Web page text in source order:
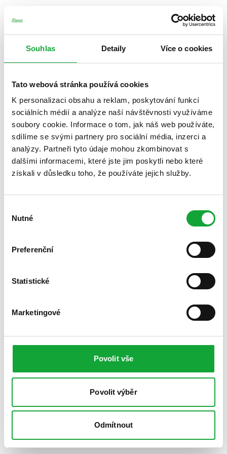
Souhlas Detaily Více o cookies
Tato webová stránka používá cookies
K personalizaci obsahu a reklam, poskytování funkcí
sociálních médií a analýze naší návštěvnosti využíváme
soubory cookie. Informace o tom, jak náš web používáte,
sdílíme se svými partnery pro sociální média, inzerci a
analýzy. Partneři tyto údaje mohou zkombinovat s
dalšími informacemi, které jste jim poskytli nebo které
získali v důsledku toho, že používáte jejich služby.
souhlasu
Nutné
Preferenční
Statistické
Marketingové
Povolit vše
Povolit výběr
Odmítnout